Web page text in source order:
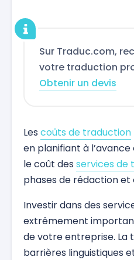
Sur Traduc.com,
votre traduction
Obtenir un devis
Les coûts de traduction
en planifiant à
le coût des services de
phases de rédaction et
Investir dans des
extrêmement
de votre entreprise. La
barrières linguistiques